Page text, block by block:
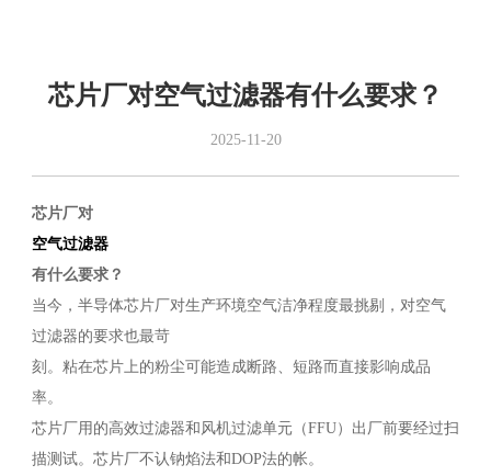
芯片厂对空气过滤器有什么要求？
2025-11-20
芯片厂对
空气过滤器
有什么要求？
当今，半导体芯片厂对生产环境空气洁净程度最挑剔，对空气
过滤器的要求也最苛
刻。粘在芯片上的粉尘可能造成断路、短路而直接影响成品
率。
芯片厂用的高效过滤器和风机过滤单元（FFU）出厂前要经过扫
描测试。芯片厂不认钠焰法和DOP法的帐。